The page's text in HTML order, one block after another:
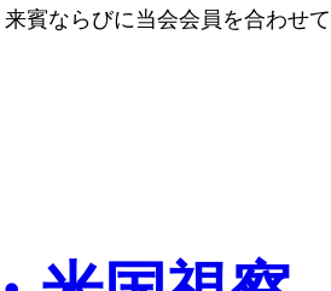
来賓ならびに当会会員を合わせ